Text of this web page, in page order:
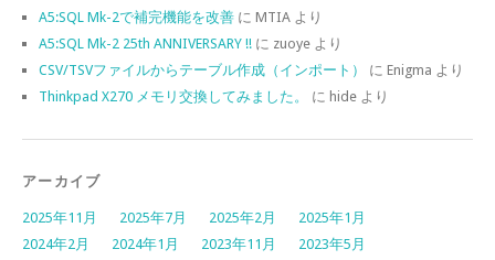
A5:SQL Mk-2で補完機能を改善 に MTIA より
A5:SQL Mk-2 25th ANNIVERSARY !! に zuoye より
CSV/TSVファイルからテーブル作成（インポート）
に Enigma より
Thinkpad X270 メモリ交換してみました。
に hide より
アーカイブ
2025年11月 2025年7月 2025年2月
2025年1月
2024年2月
2024年1月 2023年11月
2023年5月